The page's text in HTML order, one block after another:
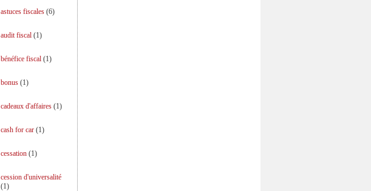
astuces fiscales(6)
audit fiscal(1)
bénéfice fiscal(1)
bonus(1)
cadeaux d'affaires(1)
cash for car(1)
cessation(1)
cession d'universalité
(1)